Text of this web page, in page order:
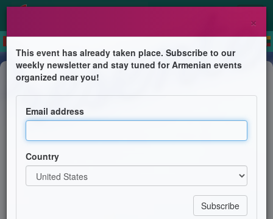
Anniversary
Soirée arménienne
UGAB Marseille & Haylife & Phocea event
×
This event has already taken place. Subscribe to our
weekly newsletter and stay tuned for Armenian events
organized near you!
Email address
Country